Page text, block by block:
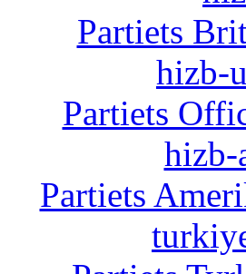
Partiets
hizb-
Partiets
hizb-
Partiets